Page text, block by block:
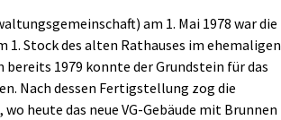
am 1. Mai 1978 war die
1. Stock des alten Rathauses im ehemaligen
1979 konnte der Grundstein für das
Nach dessen Fertigstellung zog die
heute das neue VG-Gebäude mit Brunnen